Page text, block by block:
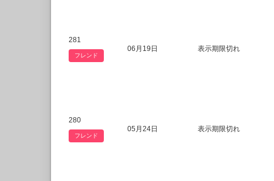
281
フレンド
06月19日 表示期限切れ
280
フレンド
05月24日 表示期限切れ